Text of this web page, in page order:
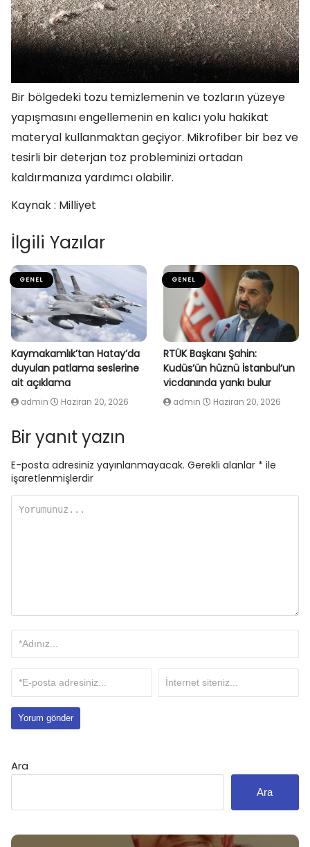
Bir bölgedeki tozu temizlemenin ve tozların yüzeye
yapışmasını engellemenin en kalıcı yolu hakikat
materyal kullanmaktan geçiyor. Mikrofiber bir bez ve
tesirli bir deterjan toz probleminizi ortadan
kaldırmanıza yardımcı olabilir.
Kaynak : Milliyet
İlgili Yazılar
GENEL
Kaymakamlık’tan Hatay’da
duyulan patlama seslerine
ait açıklama
admin Haziran 20, 2026
GENEL
RTÜK Başkanı Şahin:
Kudüs’ün hüznü İstanbul’un
vicdanında yankı bulur
admin Haziran 20, 2026
Bir yanıt yazın
E-posta adresiniz yayınlanmayacak. Gerekli alanlar * ile
işaretlenmişlerdir
Ara
Ara